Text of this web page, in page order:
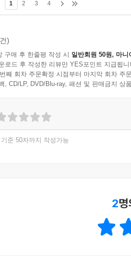
1 2 3 4
)
구매 후 한줄평 작성 시 일반회원 50원, 마니
로드 후 작성한 리뷰만 YES포인트 지급됩니
째 회차 주문확정 시점부터 마지막 회차 주
, CD/LP, DVD/Blu-ray, 패션 및 판매금지 상
준 50자까지 작성가능
2